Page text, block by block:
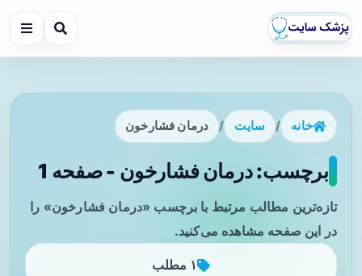
خانه / سایت / درمان فشارخون
برچسب: درمان فشارخون - صفحه 1
تازه‌ترین مطالب مرتبط با برچسب «درمان فشارخون» را
در این صفحه مشاهده می‌کنید.
۱ مطلب